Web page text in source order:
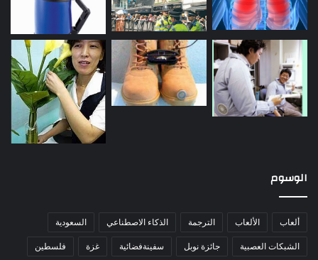
الوسوم
ألعاب الألعاب الترجمة الذكاء الاصطناعي السعودية
الشبكات العصبية جائزة نوبل سفينةفضائية غزة فلسطين